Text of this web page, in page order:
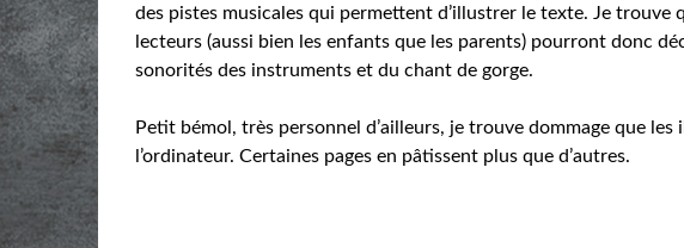
des pistes musicales qui permettent d’illustrer le texte. Je trouve
lecteurs (aussi bien les enfants que les parents) pourront donc
sonorités des instruments et du chant de gorge.
Petit bémol, très personnel d’ailleurs, je trouve dommage que
l’ordinateur. Certaines pages en pâtissent plus que d’autres.